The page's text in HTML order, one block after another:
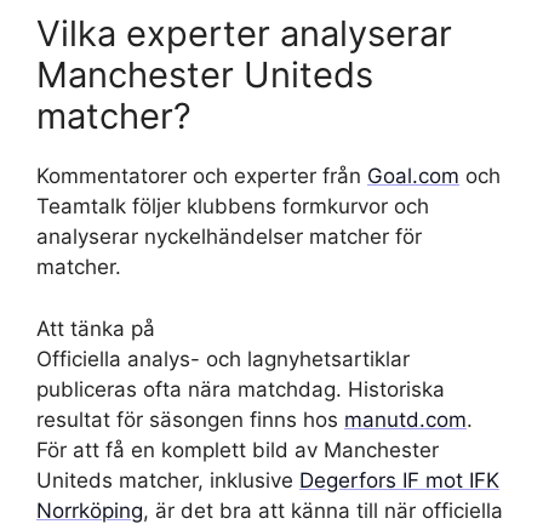
Vilka experter analyserar
Manchester Uniteds
matcher?
Kommentatorer och experter från Goal.com och
Teamtalk följer klubbens formkurvor och
analyserar nyckelhändelser matcher för
matcher.
Att tänka på
Officiella analys- och lagnyhetsartiklar
publiceras ofta nära matchdag. Historiska
resultat för säsongen finns hos manutd.com.
För att få en komplett bild av Manchester
Uniteds matcher, inklusive Degerfors IF mot IFK
Norrköping, är det bra att känna till när officiella